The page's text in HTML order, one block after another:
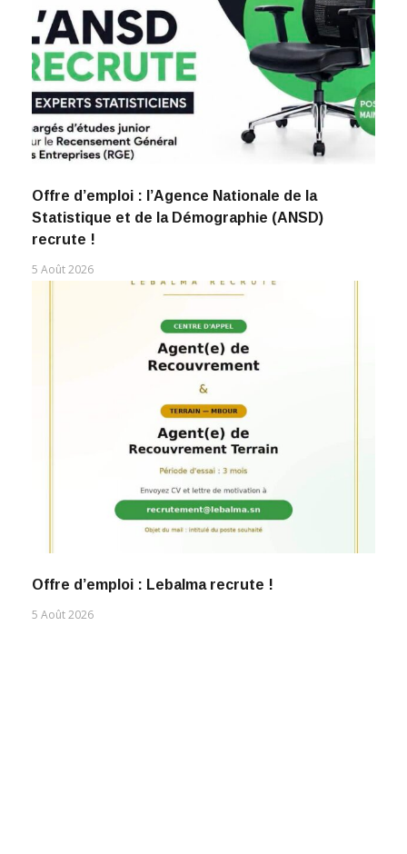
Offre d’emploi : l’Agence Nationale de la
Statistique et de la Démographie (ANSD)
recrute !
5 Août 2026
Offre d’emploi : Lebalma recrute !
5 Août 2026